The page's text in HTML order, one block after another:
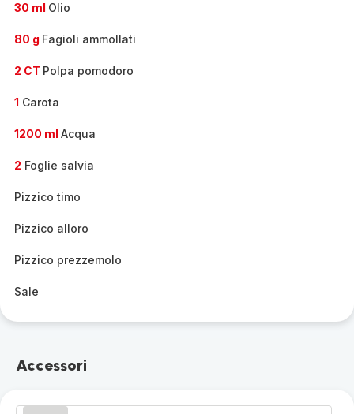
30 ml Olio
80 g Fagioli ammollati
2 CT Polpa pomodoro
1 Carota
1200 ml Acqua
2 Foglie salvia
Pizzico timo
Pizzico alloro
Pizzico prezzemolo
Sale
Accessori